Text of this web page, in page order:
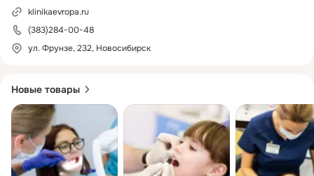
Новые товары
klinikaevropa.ru
(383)284-00-48
ул. Фрунзе, 232, Новосибирск